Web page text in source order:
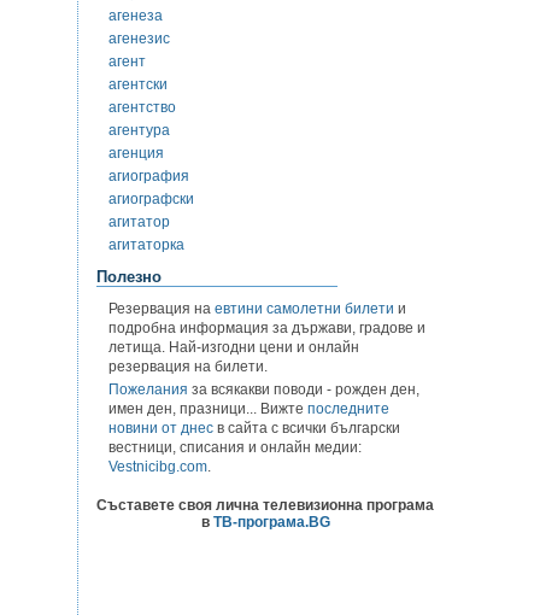
агенеза
агенезис
агент
агентски
агентство
агентура
агенция
агиография
агиографски
агитатор
агитаторка
Полезно
Резервация на евтини самолетни билети и
подробна информация за държави, градове и
летища. Най-изгодни цени и онлайн
резервация на билети.
Пожелания за всякакви поводи - рожден ден,
имен ден, празници... Вижте последните
новини от днес в сайта с всички български
вестници, списания и онлайн медии:
Vestnicibg.com.
Съставете своя лична телевизионна програма
в ТВ-програма.BG